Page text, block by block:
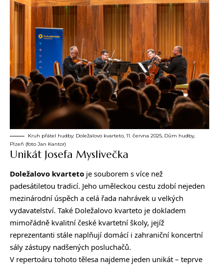
Kruh přátel hudby: Doležalovo kvarteto, 11. června 2025, Dům hudby,
Plzeň (foto Jan Kantor)
Unikát Josefa Myslivečka
Doležalovo kvarteto je souborem s více než
padesátiletou tradicí. Jeho uměleckou cestu zdobí nejeden
mezinárodní úspěch a celá řada nahrávek u velkých
vydavatelství. Také Doležalovo kvarteto je dokladem
mimořádně kvalitní české kvartetní školy, jejíž
reprezentanti stále naplňují domácí i zahraniční koncertní
sály zástupy nadšených posluchačů.
V repertoáru tohoto tělesa najdeme jeden unikát – teprve